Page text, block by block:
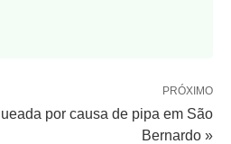
PRÓXIMO
por causa de pipa em São
Bernardo »